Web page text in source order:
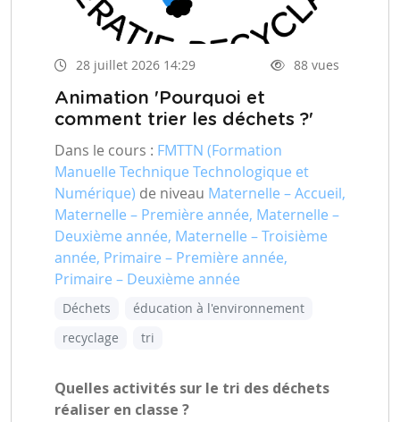
28 juillet 2026 14:29 88 vues
Animation 'Pourquoi et
comment trier les déchets ?'
Dans le cours : FMTTN (Formation
Manuelle Technique Technologique et
Numérique) de niveau Maternelle – Accueil,
Maternelle – Première année, Maternelle –
Deuxième année, Maternelle – Troisième
année, Primaire – Première année,
Primaire – Deuxième année
Déchets
éducation à l'environnement
recyclage
tri
Quelles activités sur le tri des déchets
réaliser en classe ?